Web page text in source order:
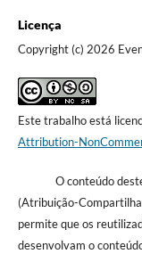
Licença
Copyright (c) 2026
Este trabalho está
Attribution-
O conteúdo deste
(Atribuição-
permite que os
desenvolvam o